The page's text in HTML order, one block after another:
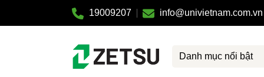
19009207 info@univietnam.com.vn
Danh mục nổi bật